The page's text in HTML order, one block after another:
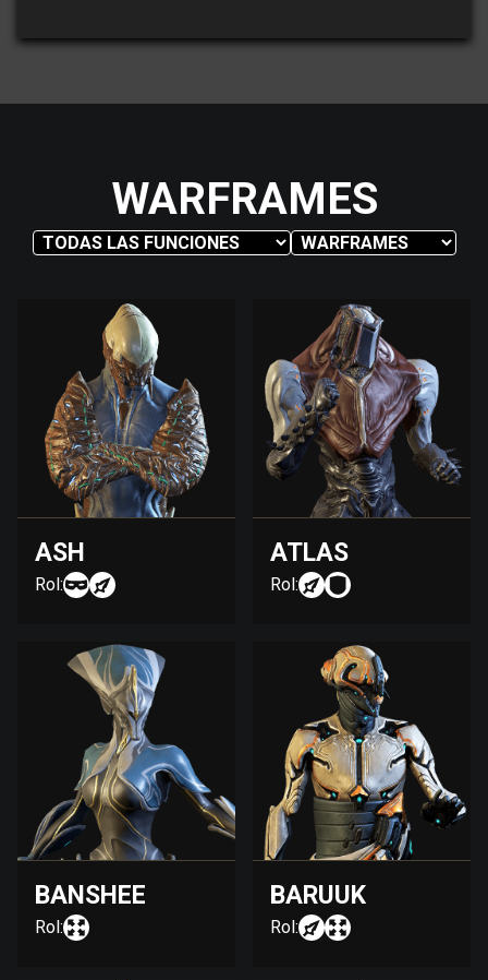
WARFRAMES
ASH
Rol:
ATLAS
Rol:
BANSHEE
Rol:
BARUUK
Rol: